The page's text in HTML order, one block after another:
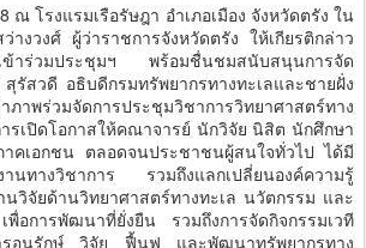
ณ โรงแรมเรือรัษฎา อำเภอเมือง จังหวัดตรัง ใน
งวงศ์ ผู้ว่าราชการจังหวัดตรัง ให้เกียรติกล่าว
ข้าร่วมประชุมฯ พร้อมชื่นชมสนับสนุนการจัด
สวดี อธิบดีกรมทรัพยากรทางทะเลและชายฝั่ง
าพร่วมจัดการประชุมวิชาการวิทยาศาสตร์ทาง
รเปิดโอกาสให้คณาจารย์ นักวิจัย นิสิต นักศึกษา
คเอกชน ตลอดจนประชาชนผู้สนใจทั่วไป ได้มี
านทางวิชาการ รวมถึงแลกเปลี่ยนองค์ความรู้
วิจัยด้านวิทยาศาสตร์ทางทะเล นวัตกรรม และ
พื่อการพัฒนาที่ยั่งยืน รวมถึงการจัดกิจกรรมเวที
ารอนุรักษ์ วิจัย ฟื้นฟู และพัฒนาทรัพยากรทาง